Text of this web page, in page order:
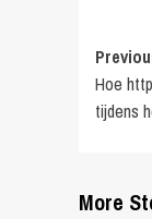
Hoe
tijdens
More